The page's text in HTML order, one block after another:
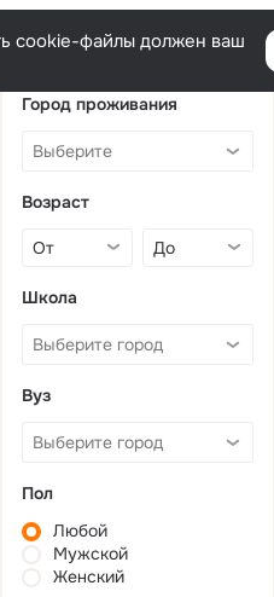
cookie-файлы должен ваш
Город проживания
Возраст
Школа
Вуз
Пол
Любой
Мужской
Женский